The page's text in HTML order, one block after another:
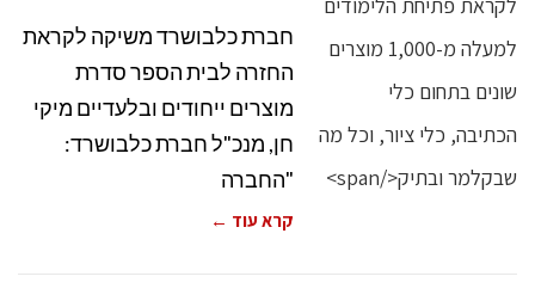
חברת כלבושרד משיקה לקראת
החזרה לבית הספר סדרת
מוצרים ייחודים ובלעדיים מיקי
חן, מנכ"ל חברת כלבושרד:
"החברה
קרא עוד ←